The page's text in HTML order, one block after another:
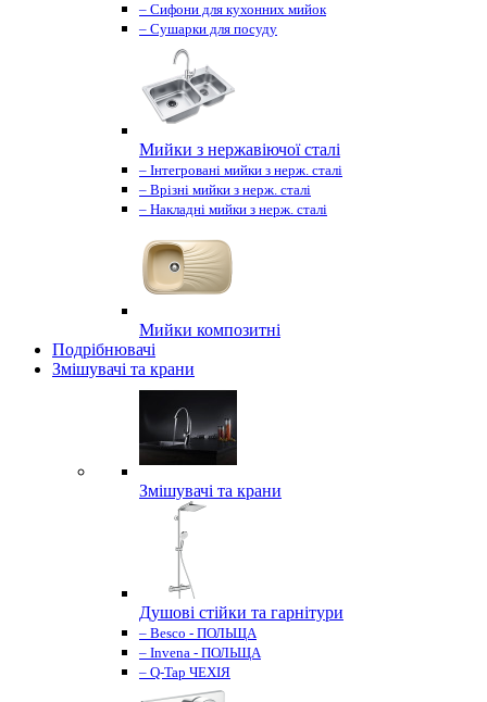
– Сифони для кухонних мийок
– Сушарки для посуду
Мийки з нержавіючої сталі
– Інтегровані мийки з нерж. сталі
– Врізні мийки з нерж. сталі
– Накладні мийки з нерж. сталі
Мийки композитні
Подрібнювачі
Змішувачі та крани
Змішувачі та крани
Душові стійки та гарнітури
– Besco - ПОЛЬЩА
– Invena - ПОЛЬЩА
– Q-Tap ЧЕХІЯ